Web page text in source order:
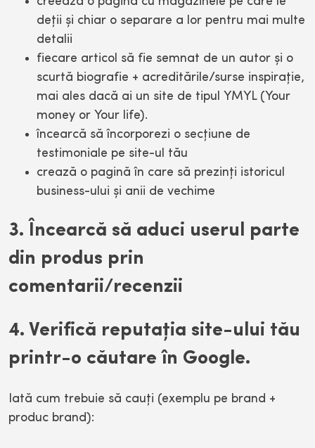
deţii şi chiar o separare a lor pentru mai multe
detalii
fiecare articol să fie semnat de un autor şi o
scurtă biografie + acreditările/surse inspiraţie,
mai ales dacă ai un site de tipul YMYL (Your
money or Your life).
încearcă să încorporezi o secţiune de
testimoniale pe site-ul tău
crează o pagină în care să prezinţi istoricul
business-ului şi anii de vechime
3. Încearcă să aduci userul parte
din produs prin
comentarii/recenzii
4. Verifică reputaţia site-ului tău
printr-o căutare în Google.
Iată cum trebuie să cauţi (exemplu pe brand +
produc brand):